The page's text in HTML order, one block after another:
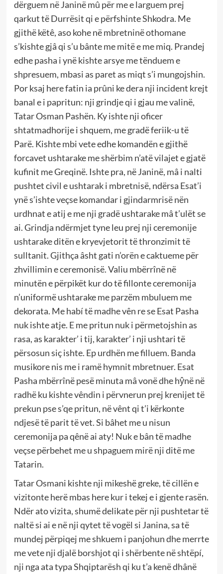
dërguem në Janinë mû për me e larguem prej
qarkut të Durrësit qi e përfshinte Shkodra. Me
gjithë këtê, aso kohe në mbretninë othomane
s’kishte gjâ qi s’u bânte me mitë e me miq. Prandej
edhe pasha i ynë kishte arsye me tënduem e
shpresuem, mbasi as paret as miqt s’i mungojshin.
Por ksaj here fatin ia prûni ke dera nji incident krejt
banal e i papritun: nji grindje qi i gjau me valinë,
Tatar Osman Pashën. Ky ishte nji oficer
shtatmadhorije i shquem, me gradë feriik-u të
Parë. Kishte mbi vete edhe komandën e gjithë
forcavet ushtarake me shërbim n’atë vilajet e gjatë
kufinit me Greqinë. Ishte pra, në Janinë, mâ i nalti
pushtet civil e ushtarak i mbretnisë, ndërsa Esat’i
ynë s’ishte veçse komandar i gjindarmrisë nën
urdhnat e atij e me nji gradë ushtarake mâ t’ulët se
ai. Grindja ndërmjet tyne leu prej nji ceremonije
ushtarake ditën e kryevjetorit të thronzimit të
sulltanit. Gjithça âsht gati n’orën e caktueme për
zhvillimin e ceremonisë. Valiu mbërrînë në
minutën e përpikët kur do të fillonte ceremonija
n’uniformë ushtarake me parzëm mbuluem me
dekorata. Me habí të madhe vên re se Esat Pasha
nuk ishte atje. E me pritun nuk i përmetojshin as
rasa, as karakter’ i tij, karakter’ i nji ushtari të
përsosun siç ishte. Ep urdhën me filluem. Banda
musikore nis me i ramë hymnit mbretnuer. Esat
Pasha mbërrînë pesë minuta mâ vonë dhe hŷnë në
radhë ku kishte vêndin i përvnerun prej krenijet të
prekun pse s’qe pritun, në vênt qi t’i kërkonte
ndjesë të parit të vet. Si bâhet me u nisun
ceremonija pa qênë ai aty! Nuk e bân të madhe
veçse përbehet me u shpaguem mirë nji ditë me
Tatarin.
Tatar Osmani kishte nji mikeshë greke, të cillën e
vizitonte herë mbas here kur i tekej e i gjente rasën.
Ndër ato vizita, shumë delikate për nji pushtetar të
naltë si ai e në nji qytet të vogël si Janina, sa të
mundej përpiqej me shkuem i panjohun dhe merrte
me vete nji djalë borshjot qi i shërbente në shtëpí,
nji nga ata typa Shqiptarësh qi ku t’a kenë dhânë